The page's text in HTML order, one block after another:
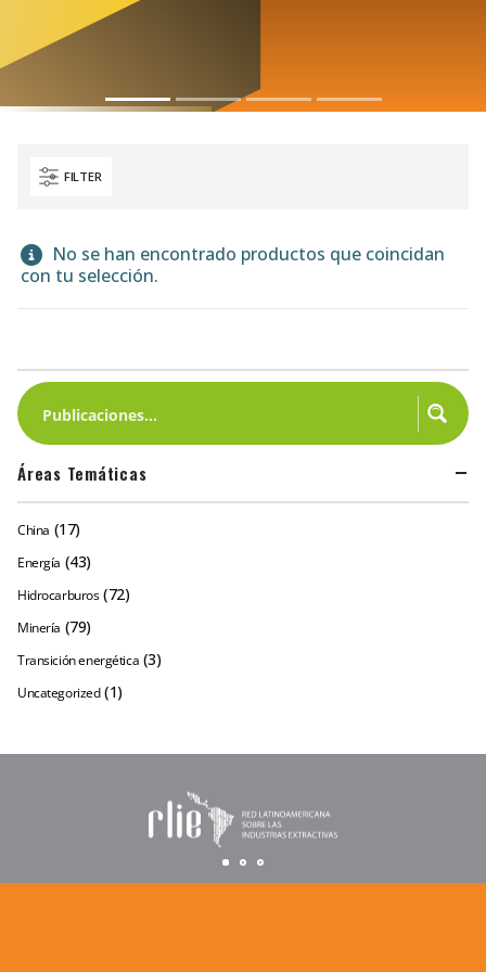
FILTER
No se han encontrado productos que coincidan
con tu selección.
Áreas Temáticas
China (17)
Energía (43)
Hidrocarburos (72)
Minería (79)
Transición energética (3)
Uncategorized (1)